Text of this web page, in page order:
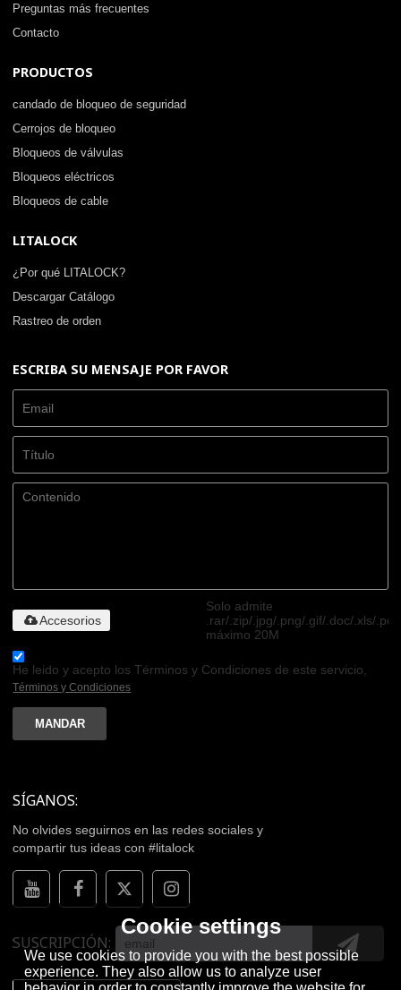
Preguntas más frecuentes
Contacto
PRODUCTOS
candado de bloqueo de seguridad
Cerrojos de bloqueo
Bloqueos de válvulas
Bloqueos eléctricos
Bloqueos de cable
LITALOCK
¿Por qué LITALOCK?
Descargar Catálogo
Rastreo de orden
ESCRIBA SU MENSAJE POR FAVOR
Solo admite
.rar/.zip/.jpg/.png/.gif/.doc/.xls/.pdf,
máximo 20M
Accesorios
He leido y acepto los Términos y Condiciones de este servicio,
Términos y Condiciones
MANDAR
SÍGANOS:
No olvides seguirnos en las redes sociales y
compartir tus ideas con #litalock
SUSCRIPCIÓN
Cookie settings
We use cookies to provide you with the best possible
experience. They also allow us to analyze user